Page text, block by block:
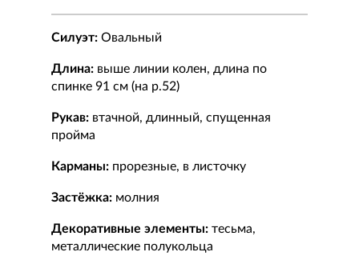
Силуэт: Овальный
Длина: выше линии колен, длина по
спинке 91 см (на р.52)
Рукав: втачной, длинный, спущенная
пройма
Карманы: прорезные, в листочку
Застёжка: молния
Декоративные элементы: тесьма,
металлические полукольца